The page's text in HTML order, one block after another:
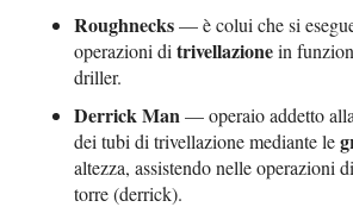
Roughnecks— è colui che si
operazioni ditrivellazionein
driller.
Derrick Man— operaio addetto
dei tubi di trivellazione mediante le
altezza, assistendo nelle operazioni
torre (derrick).